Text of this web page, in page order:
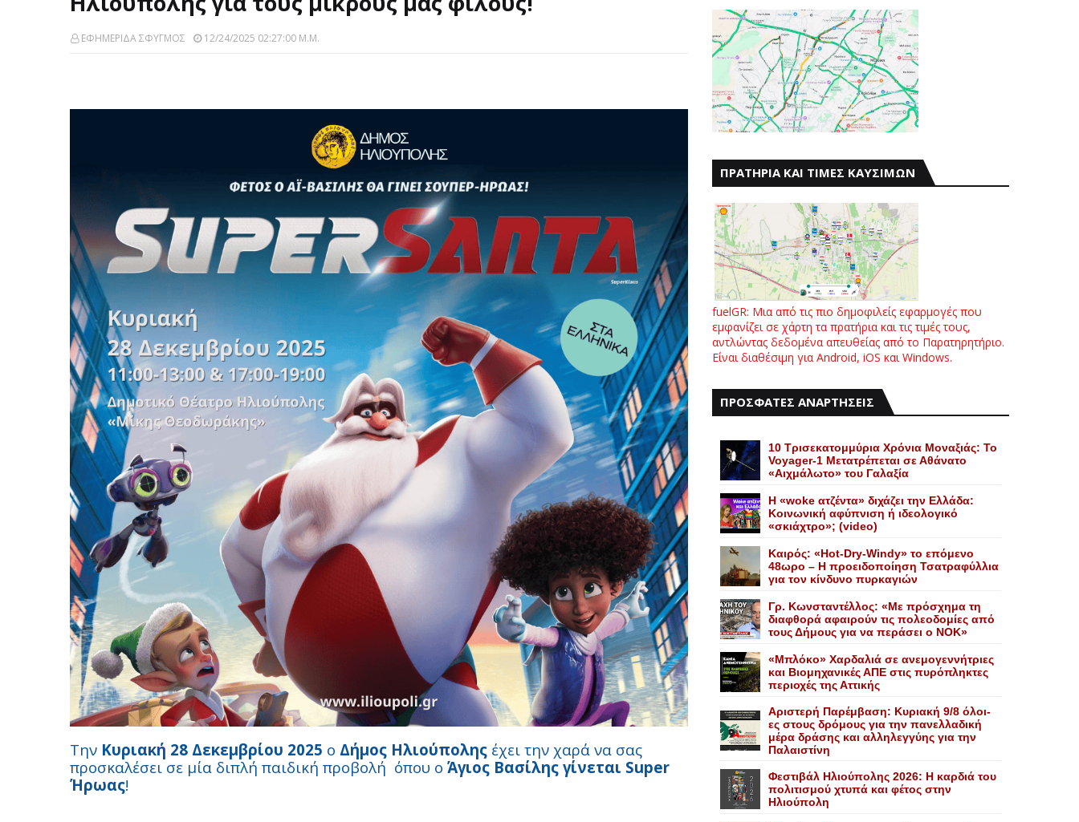
ΕΦΗΜΕΡΙΔΑ ΣΦΥΓΜΟΣ 12/24/2025 02:27:00 Μ.μ.
Την Κυριακή 28 Δεκεμβρίου 2025 ο Δήμος Ηλιούπολης έχει την χαρά να σας
προσκαλέσει σε μία διπλή παιδική προβολή όπου ο Άγιος Βασίλης γίνεται Super
Ήρωας!
ΠΡΑΤΗΡΙΑ ΚΑΙ ΤΙΜΕΣ ΚΑΥΣΙΜΩΝ
fuelGR: Μια από τις πιο δημοφιλείς εφαρμογές που
εμφανίζει σε χάρτη τα πρατήρια και τις τιμές τους,
αντλώντας δεδομένα απευθείας από το Παρατηρητήριο.
Είναι διαθέσιμη για Android, iOS και Windows.
ΠΡΟΣΦΑΤΕΣ ΑΝΑΡΤΗΣΕΙΣ
10 Τρισεκατομμύρια Χρόνια Μοναξιάς: Το
Voyager-1 Μετατρέπεται σε Αθάνατο
«Αιχμάλωτο» του Γαλαξία
Η «woke ατζέντα» διχάζει την Ελλάδα:
Κοινωνική αφύπνιση ή ιδεολογικό
«σκιάχτρο»; (video)
Καιρός: «Hot-Dry-Windy» το επόμενο
48ωρο – Η προειδοποίηση Τσατραφύλλια
για τον κίνδυνο πυρκαγιών
Γρ. Κωνσταντέλλος: «Με πρόσχημα τη
διαφθορά αφαιρούν τις πολεοδομίες από
τους Δήμους για να περάσει ο NOK»
«Mπλόκο» Xαρδαλιά σε ανεμογεννήτριες
και Bιομηχανικές ΑΠΕ στις πυρόπληκτες
περιοχές της Αττικής
Αριστερή Παρέμβαση: Κυριακή 9/8 όλοι-
ες στους δρόμους για την πανελλαδική
μέρα δράσης και αλληλεγγύης για την
Παλαιστίνη
Φεστιβάλ Ηλιούπολης 2026: Η καρδιά του
πολιτισμού χτυπά και φέτος στην
Ηλιούπολη